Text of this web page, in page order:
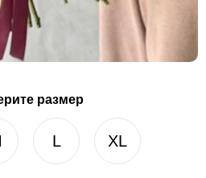
размер
L XL